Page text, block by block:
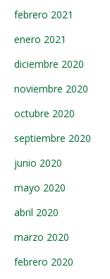
febrero 2021
enero 2021
diciembre 2020
noviembre 2020
octubre 2020
septiembre 2020
junio 2020
mayo 2020
abril 2020
marzo 2020
febrero 2020